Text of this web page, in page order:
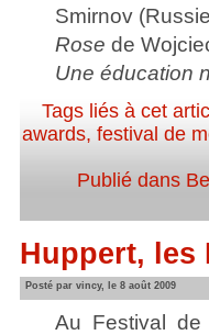
Smirnov
Rose de
Une éducation
Tags liés à cet
awards,festival de
Publié dans
Huppert,
Posté par vincy, le 8 août 2009
Au Festival de